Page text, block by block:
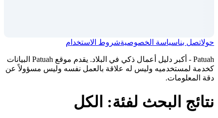
حولاتصل بناسياسة الخصوصيةشروط الاستخدام
Patuah - أكبر دليل أعمال ذكي في البلاد. يقدم موقع Patuah البيانات
كخدمة لمستخدميه وليس له علاقة بالعمل نفسه وليس مسؤولاً عن
دقة المعلومات.
نتائج البحث لفئة: الكل